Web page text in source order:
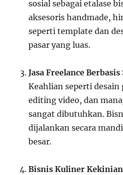
sosial sebagai etalase
aksesoris handmade,
seperti template dan
pasar yang luas.
Jasa Freelance
Keahlian seperti
editing video, dan
sangat dibutuhkan.
dijalankan secara
besar.
Bisnis Kuliner Kekinian